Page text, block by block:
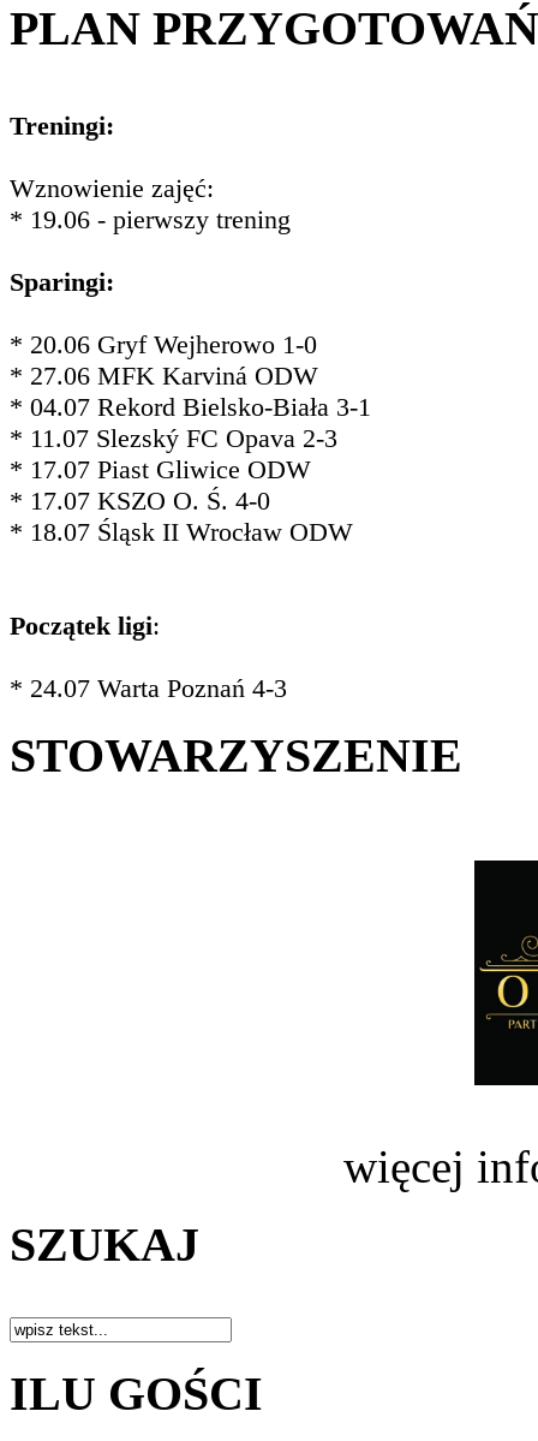
PLAN PRZYGOTOWAŃ
Treningi:
Wznowienie zajęć:
* 19.06 - pierwszy trening
Sparingi:
* 20.06 Gryf Wejherowo 1-0
* 27.06 MFK Karviná ODW
* 04.07 Rekord Bielsko-Biała 3-1
* 11.07 Slezský FC Opava 2-3
* 17.07 Piast Gliwice ODW
* 17.07 KSZO O. Ś. 4-0
* 18.07 Śląsk II Wrocław ODW
Początek ligi:
* 24.07 Warta Poznań 4-3
STOWARZYSZENIE
więcej
SZUKAJ
ILU GOŚCI